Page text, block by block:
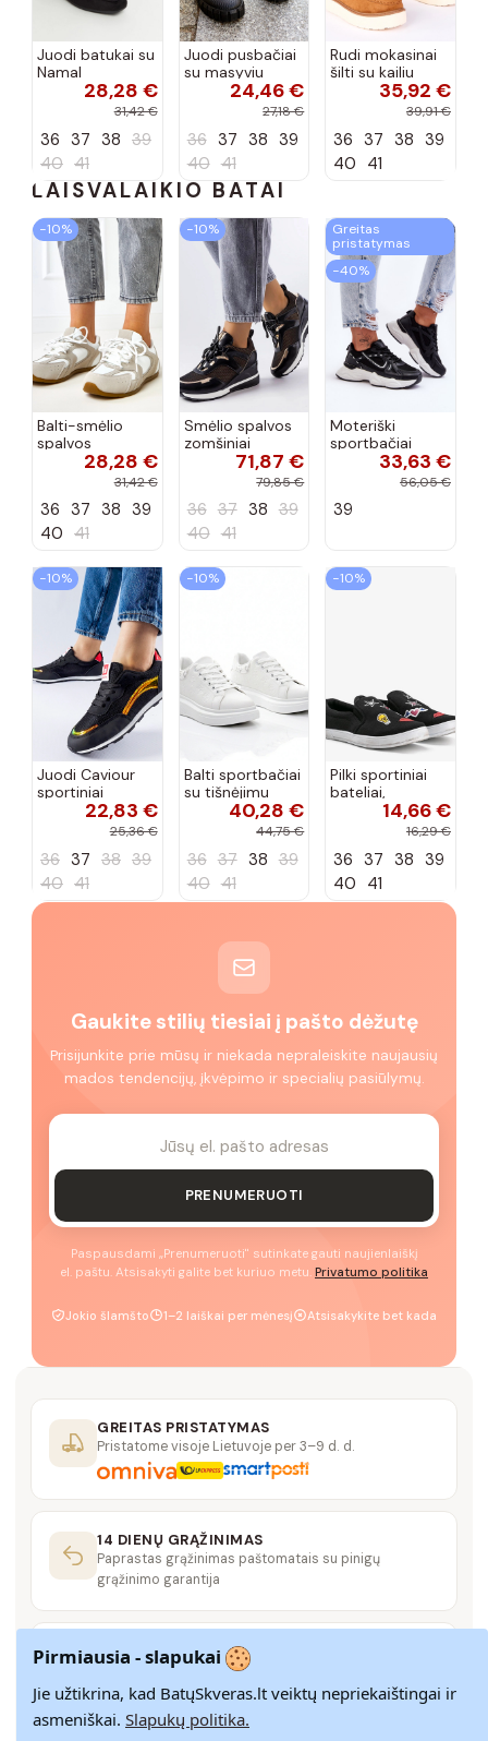
Juodi batukai su
Namal
dekoracija28,28 €
31,42 €
36 37 38 39
40 41
Juodi pusbačiai
su masyviu
padu Teska24,46 €
27,18 €
36 37 38 39
40 41
Rudi mokasinai
šilti su kailiu
35,92 €
39,91 €
36 37 38 39
40 41
LAISVALAIKIO BATAI
−10%
Balti-smėlio
spalvos
sportiniai
Casey
28,28 €
31,42 €
36 37 38 39
40 41
−10%
Smėlio spalvos
zomšiniai
sportiniai
bateliai, „Karino"
71,87 €
79,85 €
36 37 38 39
40 41
Greitas
pristatymas
−40%
Moteriški
sportbačiai
juodos spalvos
33,63 €
56,05 €
39
−10%
Juodi Caviour
sportiniai
sportbačiai22,83 €
25,36 €
36 37 38 39
40 41
−10%
Balti sportbačiai
su tišnėjimu
Peyton40,28 €
44,75 €
36 37 38 39
40 41
−10%
Pilki sportiniai
bateliai,
„Justice"14,66 €
16,29 €
36 37 38 39
40 41
Gaukite stilių tiesiai į pašto dėžutę
Prisijunkite prie mūsų ir niekada nepraleiskite naujausių
mados tendencijų, įkvėpimo ir specialių pasiūlymų.
PRENUMERUOTI
Paspausdami „Prenumeruoti" sutinkate gauti naujienlaiškį
el. paštu. Atsisakyti galite bet kuriuo metu. Privatumo politika
Jokio šlamšto 1–2 laiškai per mėnesį Atsisakykite bet kada
GREITAS PRISTATYMAS
Pristatome visoje Lietuvoje per 3–9 d. d.
14 DIENŲ GRĄŽINIMAS
Paprastas grąžinimas paštomatais su pinigų
grąžinimo garantija
SAUGUS MOKĖJIMAS
SSL šifravimas užtikrina aukščiausią jūsų duomenų
saugumo lygį
Pirmiausia - slapukai
Jie užtikrina, kad BatųSkveras.lt veiktų nepriekaištingai ir
asmeniškai. Slapukų politika.